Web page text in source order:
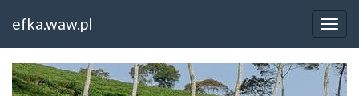
efka.waw.pl
Sklep z sejfami x47.pl / Szafy pancerne na broń